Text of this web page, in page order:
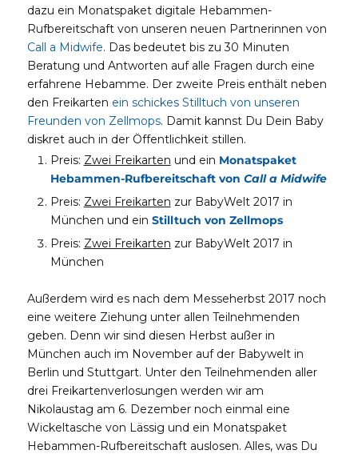
dazu ein Monatspaket digitale Hebammen-
Rufbereitschaft von unseren neuen Partnerinnen von
Call a Midwife. Das bedeutet bis zu 30 Minuten
Beratung und Antworten auf alle Fragen durch eine
erfahrene Hebamme. Der zweite Preis enthält neben
den Freikarten ein schickes Stilltuch von unseren
Freunden von Zellmops. Damit kannst Du Dein Baby
diskret auch in der Öffentlichkeit stillen.
Preis: Zwei Freikarten und ein Monatspaket
Hebammen-Rufbereitschaft von Call a Midwife
Preis: Zwei Freikarten zur BabyWelt 2017 in
München und ein Stilltuch von Zellmops
Preis: Zwei Freikarten zur BabyWelt 2017 in
München
Außerdem wird es nach dem Messeherbst 2017 noch
eine weitere Ziehung unter allen Teilnehmenden
geben. Denn wir sind diesen Herbst außer in
München auch im November auf der Babywelt in
Berlin und Stuttgart. Unter den Teilnehmenden aller
drei Freikartenverlosungen werden wir am
Nikolaustag am 6. Dezember noch einmal eine
Wickeltasche von Lässig und ein Monatspaket
Hebammen-Rufbereitschaft auslosen. Alles, was Du